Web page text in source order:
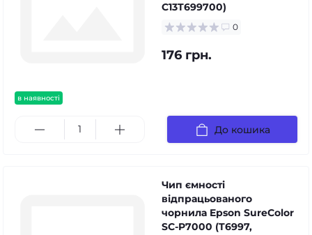
в наявності
C13T699700)
0
176 грн.
До кошика
Чип ємності
відпрацьованого
чорнила Epson SureColor
SC-P7000 (T6997,